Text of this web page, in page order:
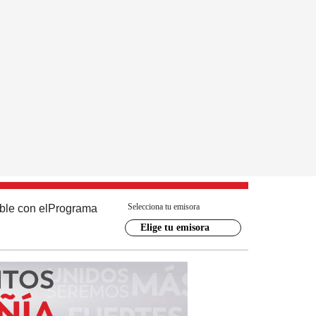
con el Programa Selecciona tu emisora
Elige tu emisora